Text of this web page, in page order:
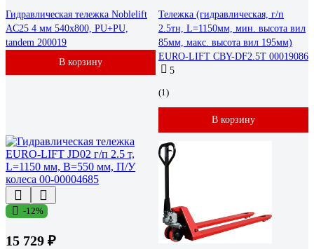
Гидравлическая тележка Noblelift
AC25 4 мм 540x800, PU+PU,
tandem 200019
В корзину
Тележка (гидравлическая, г/п
2.5тн, L=1150мм, мин. высота вил
85мм, макс. высота вил 195мм)
EURO-LIFT CBY-DF2.5T 00019086
5
(1)
В корзину
-12%
15 729 ₽